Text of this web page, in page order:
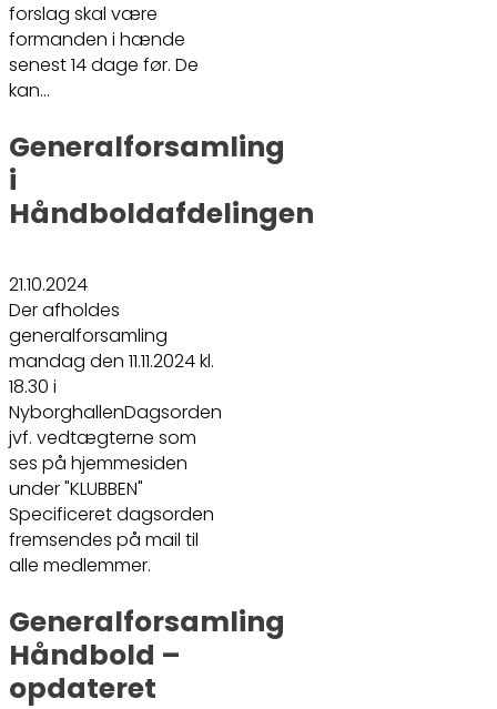
forslag skal være
formanden i hænde
senest 14 dage før. De
kan…
Generalforsamling
i
Håndboldafdelingen
21.10.2024
Der afholdes
generalforsamling
mandag den 11.11.2024 kl.
18.30 i
NyborghallenDagsorden
jvf. vedtægterne som
ses på hjemmesiden
under "KLUBBEN"
Specificeret dagsorden
fremsendes på mail til
alle medlemmer.
Generalforsamling
Håndbold –
opdateret